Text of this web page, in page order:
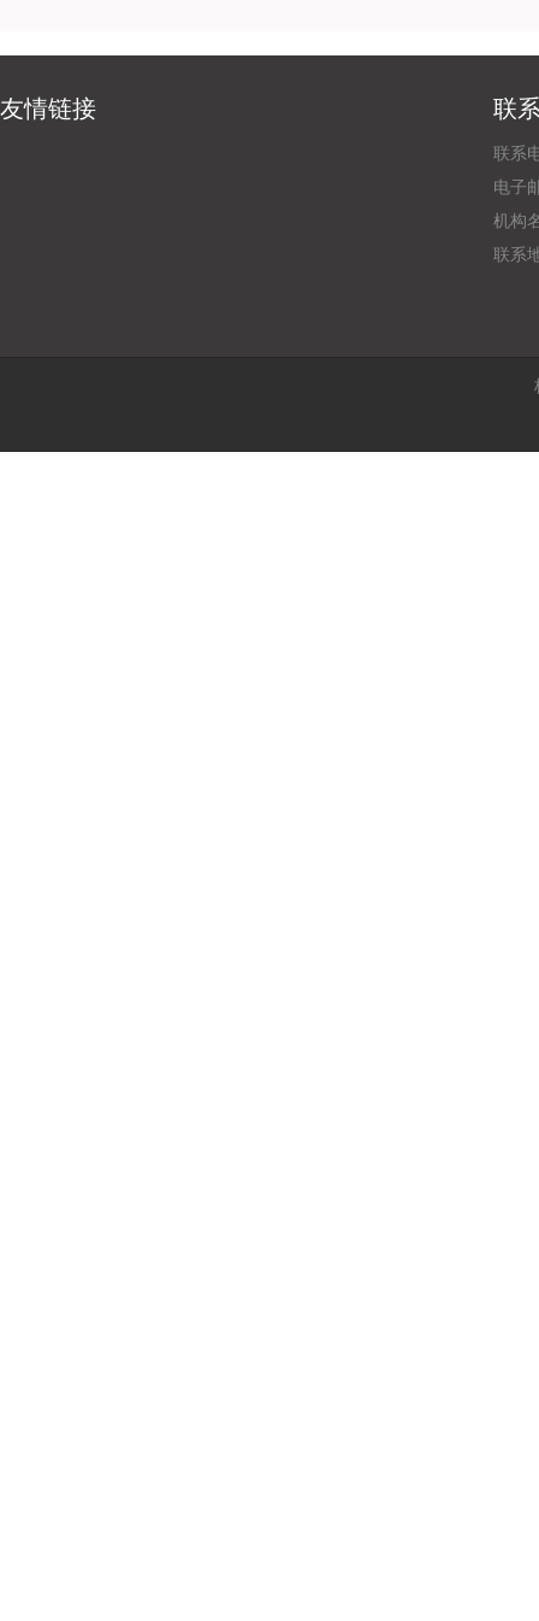
友情链接 联
联系
电子
机构
联系